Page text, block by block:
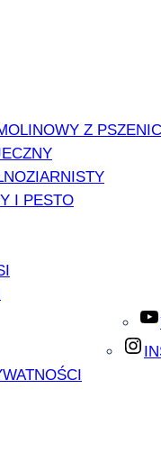
Z
I PESTO